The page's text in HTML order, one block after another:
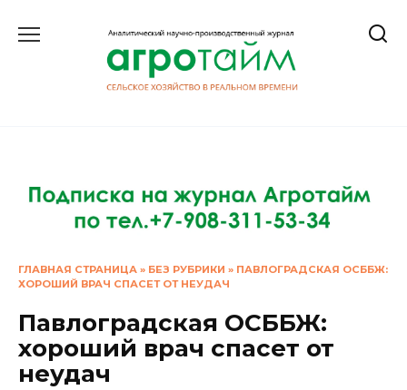
ГЛАВНАЯ СТРАНИЦА » БЕЗ РУБРИКИ » ПАВЛОГРАДСКАЯ ОСББЖ:
ХОРОШИЙ ВРАЧ СПАСЕТ ОТ НЕУДАЧ
Павлоградская ОСББЖ:
хороший врач спасет от
неудач